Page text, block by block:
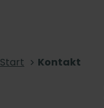
Start Kontakt